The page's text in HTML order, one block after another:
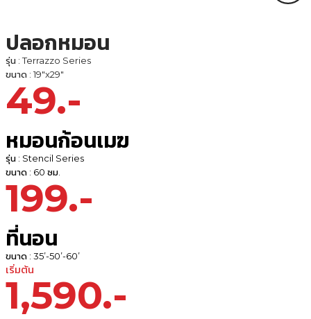
ปลอกหมอน
รุ่น : Terrazzo Series
ขนาด : 19"x29"
49.-
หมอนก้อนเมฆ
รุ่น : Stencil Series
ขนาด : 60 ซม.
199.-
ที่นอน
ขนาด : 35’-50’-60’
เริ่มต้น
1,590.-